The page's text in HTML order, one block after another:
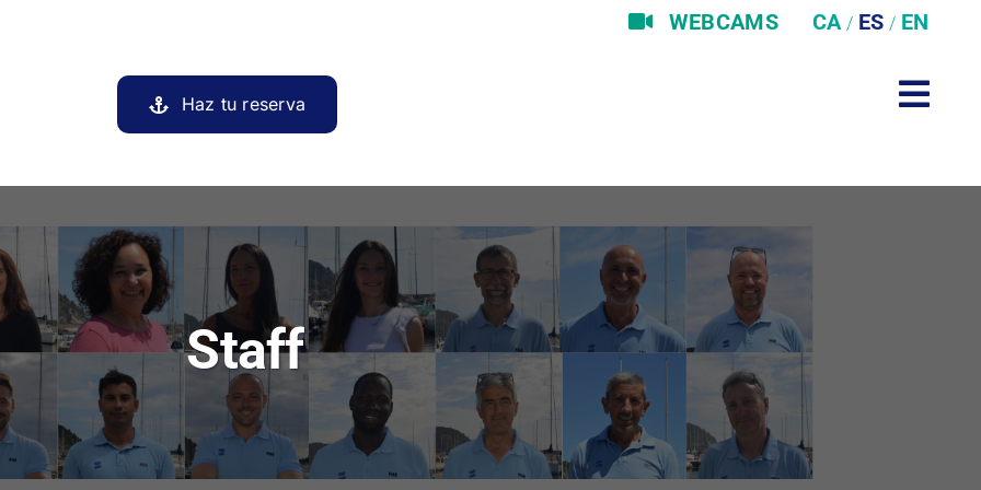
WEBCAMS
Haz tu reserva
Staff